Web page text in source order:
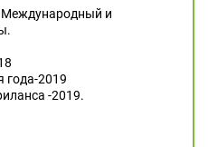
Международный и
года-2019
-2019.